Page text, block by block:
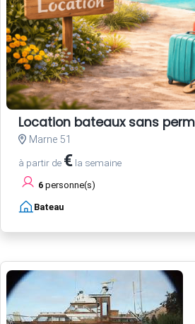
Location bateaux sans
Marne 51
à partir de € la semaine
6 personne(s)
Bateau